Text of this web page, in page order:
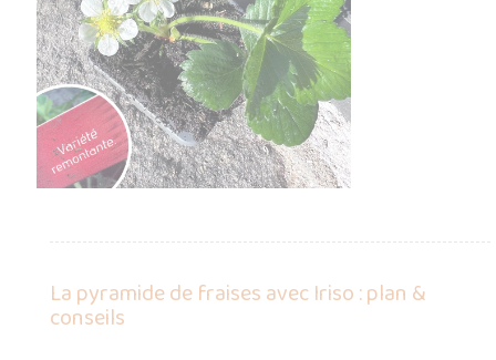
La pyramide de fraises avec Iriso : plan &
conseils